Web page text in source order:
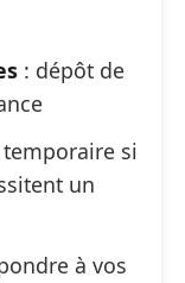
: dépôt de
temporaire si
un
à vos